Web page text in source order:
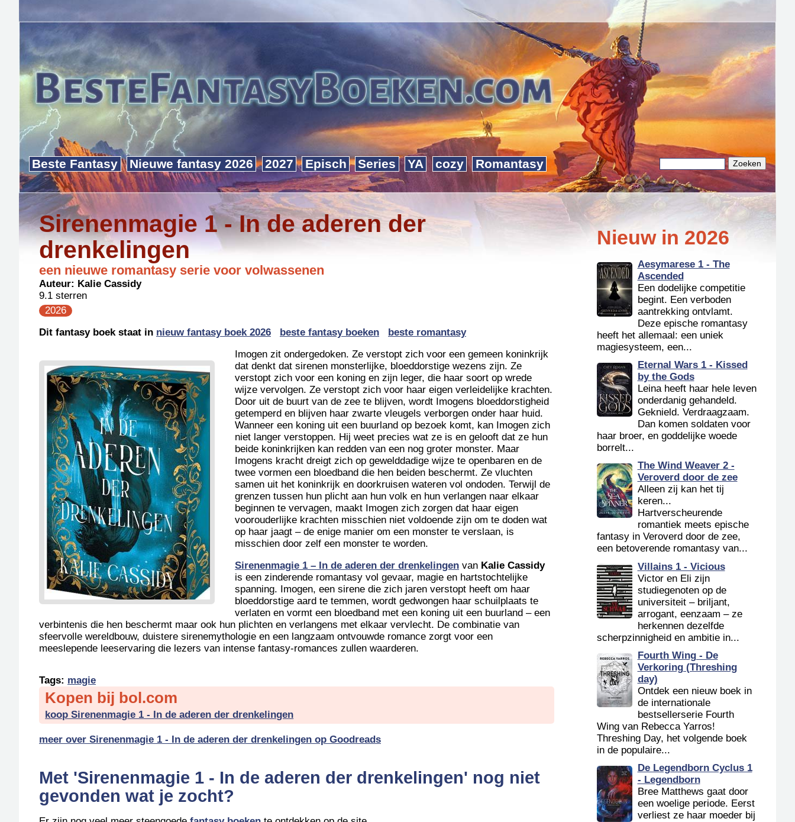
Zoekveld
Zoeken
Beste Fantasy Nieuwe fantasy 2026 2027 Episch Series YA cozy Romantasy
Sirenenmagie 1 - In de aderen der
drenkelingen
een nieuwe romantasy serie voor volwassenen
Auteur: Kalie Cassidy
9.1 sterren
2026
Dit fantasy boek staat in nieuw fantasy boek 2026 beste fantasy boeken
beste romantasy
Imogen zit ondergedoken. Ze verstopt zich voor een gemeen koninkrijk
dat denkt dat sirenen monsterlijke, bloeddorstige wezens zijn. Ze
verstopt zich voor een koning en zijn leger, die haar soort op wrede
wijze vervolgen. Ze verstopt zich voor haar eigen verleidelijke krachten.
Door uit de buurt van de zee te blijven, wordt Imogens bloeddorstigheid
getemperd en blijven haar zwarte vleugels verborgen onder haar huid.
Wanneer een koning uit een buurland op bezoek komt, kan Imogen zich
niet langer verstoppen. Hij weet precies wat ze is en gelooft dat ze hun
beide koninkrijken kan redden van een nog groter monster. Maar
Imogens kracht dreigt zich op gewelddadige wijze te openbaren en de
twee vormen een bloedband die hen beiden beschermt. Ze vluchten
samen uit het koninkrijk en doorkruisen wateren vol ondoden. Terwijl de
grenzen tussen hun plicht aan hun volk en hun verlangen naar elkaar
beginnen te vervagen, maakt Imogen zich zorgen dat haar eigen
voorouderlijke krachten misschien niet voldoende zijn om te doden wat
op haar jaagt – de enige manier om een monster te verslaan, is
misschien door zelf een monster te worden.
Sirenenmagie 1 – In de aderen der drenkelingen van Kalie Cassidy
is een zinderende romantasy vol gevaar, magie en hartstochtelijke
spanning. Imogen, een sirene die zich jaren verstopt heeft om haar
bloeddorstige aard te temmen, wordt gedwongen haar schuilplaats te
verlaten en vormt een bloedband met een koning uit een buurland – een
verbintenis die hen beschermt maar ook hun plichten en verlangens met elkaar vervlecht. De combinatie van
sfeervolle wereldbouw, duistere sirenemythologie en een langzaam ontvouwde romance zorgt voor een
meeslepende leeservaring die lezers van intense fantasy-romances zullen waarderen.
Tags: magie
Kopen bij bol.com
koop Sirenenmagie 1 - In de aderen der drenkelingen
meer over Sirenenmagie 1 - In de aderen der drenkelingen op Goodreads
Met 'Sirenenmagie 1 - In de aderen der drenkelingen' nog niet
gevonden wat je zocht?
Nieuw in 2026
Aesymarese 1 - The
Ascended
Een dodelijke competitie
begint. Een verboden
aantrekking ontvlamt.
Deze epische romantasy
heeft het allemaal: een uniek
magiesysteem, een...
Eternal Wars 1 - Kissed
by the Gods
Leina heeft haar hele leven
onderdanig gehandeld.
Geknield. Verdraagzaam.
Dan komen soldaten voor
haar broer, en goddelijke woede
borrelt...
The Wind Weaver 2 -
Veroverd door de zee
Alleen zij kan het tij
keren...
Hartverscheurende
romantiek meets epische
fantasy in Veroverd door de zee,
een betoverende romantasy van...
Villains 1 - Vicious
Victor en Eli zijn
studiegenoten op de
universiteit – briljant,
arrogant, eenzaam – ze
herkennen dezelfde
scherpzinnigheid en ambitie in...
Fourth Wing - De
Verkoring (Threshing
day)
Ontdek een nieuw boek in
de internationale
bestsellerserie Fourth
Wing van Rebecca Yarros!
Threshing Day, het volgende boek
in de populaire...
De Legendborn Cyclus 1
- Legendborn
Bree Matthews gaat door
een woelige periode. Eerst
verliest ze haar moeder bij